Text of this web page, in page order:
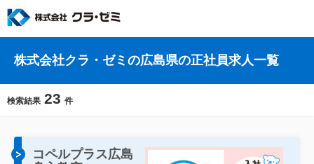
株式会社クラ・ゼミの広島県の正社員求人一覧
検索結果 23 件
コペルプラス広島